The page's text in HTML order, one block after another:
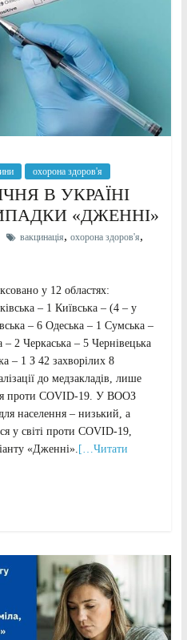
охорона здоров'я
В УКРАЇНІ
«ДЖЕННІ»
вакцинація, охорона здоров'я,
у 12 областях:
– 1 Київська – (4 – у
– 6 Одеська – 1 Сумська –
2 Черкаська – 5 Чернівецька
– 1 З 42 захворілих 8
до медзакладів, лише
проти COVID-19. У ВООЗ
населення – низький, а
у світі проти COVID-19,
«Дженні». […Читати